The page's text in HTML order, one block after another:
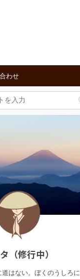
わせ
（修行中）
道はない。ぼくのうしろに